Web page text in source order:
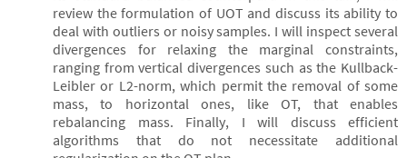
review the formulation of UOT and discuss its ability to
deal with outliers or noisy samples. I will inspect several
divergences for relaxing the marginal constraints,
ranging from vertical divergences such as the Kullback-
Leibler or L2-norm, which permit the removal of some
mass, to horizontal ones, like OT, that enables
rebalancing mass. Finally, I will discuss efficient
algorithms that do not necessitate additional